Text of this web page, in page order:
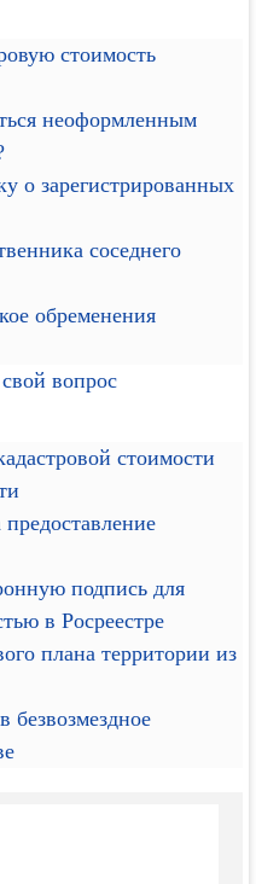
стоимость
неоформленным
о зарегистрированных
соседнего
обременения
свой вопрос
стоимости
подпись для
в Росреестре
плана территории из
безвозмездное